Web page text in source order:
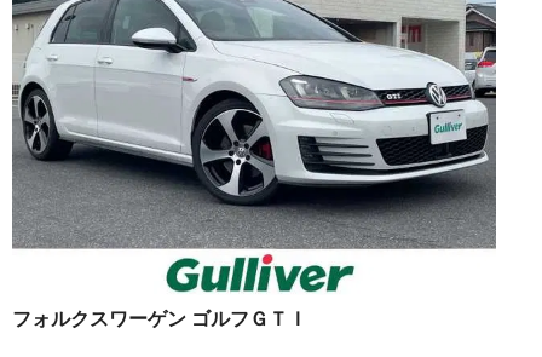
フォルクスワーゲン ゴルフＧＴＩ